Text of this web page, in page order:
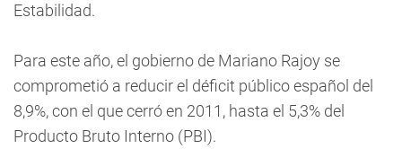
Estabilidad.
Para este año, el gobierno de Mariano Rajoy se
comprometió a reducir el déficit público español del
8,9%, con el que cerró en 2011, hasta el 5,3% del
Producto Bruto Interno (PBI).